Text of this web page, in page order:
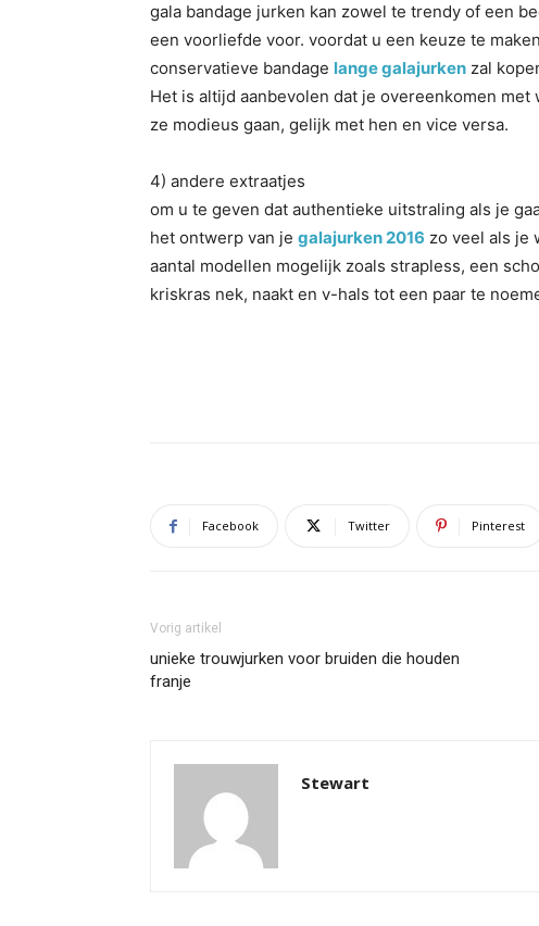
gala bandage jurken kan zowel te trendy of een
een voorliefde voor. voordat u een keuze te
conservatieve bandage lange galajurken zal
Het is altijd aanbevolen dat je overeenkomen
ze modieus gaan, gelijk met hen en vice versa.
4) andere extraatjes
om u te geven dat authentieke uitstraling als je
het ontwerp van je galajurken 2016 zo veel als je
aantal modellen mogelijk zoals strapless, een
kriskras nek, naakt en v-hals tot een paar te
Facebook Twitter Pinterest
Vorig artikel
unieke trouwjurken voor bruiden die houden
franje
Stewart